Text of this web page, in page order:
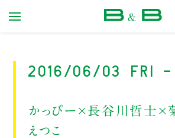
2016/06/03 Fri -
かっぴー×長谷川哲士×
えつこ